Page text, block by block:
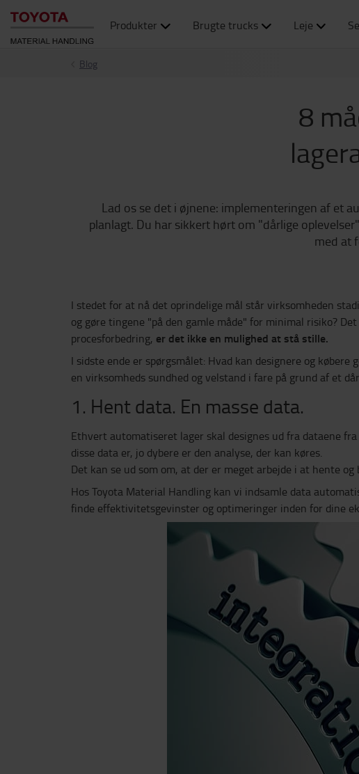
Produkter Brugte trucks Leje
Blog
8
Lad os se det i øjnene: implementeringen af et
planlagt. Du har sikkert hørt om "dårlige
med at
I stedet for at nå det oprindelige mål står virksomheden
og gøre tingene "på den gamle måde" for minimal risiko?
procesforbedring, er det ikke en mulighed at stå stille.
I sidste ende er spørgsmålet: Hvad kan designere og købere
en virksomheds sundhed og velstand i fare på grund af et
1. Hent data. En masse data.
Ethvert automatiseret lager skal designes ud fra dataene
disse data er, jo dybere er den analyse, der kan køres.
Det kan se ud som om, at der er meget arbejde i at hente
Hos Toyota Material Handling kan vi indsamle data
finde effektivitetsgevinster og optimeringer inden for dine